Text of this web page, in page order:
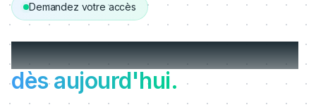
Demandez votre accès
Démarrez avec MeltingSpot
dès aujourd'hui.